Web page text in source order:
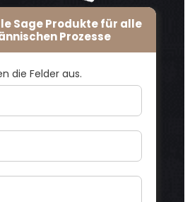
Sage Produkte für alle
Prozesse
die Felder aus.